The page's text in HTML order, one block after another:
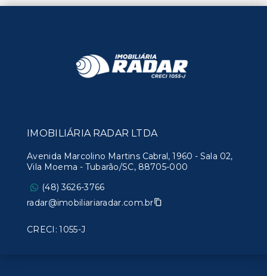
IMOBILIÁRIA RADAR LTDA
Avenida Marcolino Martins Cabral, 1960 - Sala 02,
Vila Moema - Tubarão/SC, 88705-000
(48) 3626-3766
radar@imobiliariaradar.com.br
CRECI: 1055-J